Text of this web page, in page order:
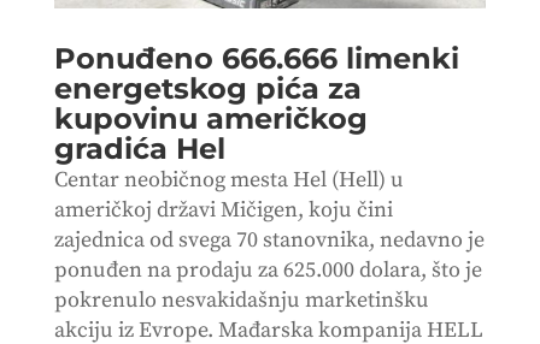
Ponuđeno 666.666 limenki
energetskog pića za
kupovinu američkog
gradića Hel
Centar neobičnog mesta Hel (Hell) u
američkoj državi Mičigen, koju čini
zajednica od svega 70 stanovnika, nedavno je
ponuđen na prodaju za 625.000 dolara, što je
pokrenulo nesvakidašnju marketinšku
akciju iz Evrope. Mađarska kompanija HELL